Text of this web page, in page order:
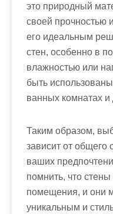
это природный
своей прочностью
его идеальным
стен, особенно в
влажностью или
быть
ванных комнатах и
Таким образом,
зависит от общего
ваших
помнить, что
помещения, и они
уникальным и